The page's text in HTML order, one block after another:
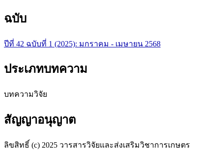
ฉบับ
ปีที่ 42 ฉบับที่ 1 (2025): มกราคม - เมษายน 2568
ประเภทบทความ
บทความวิจัย
สัญญาอนุญาต
ลิขสิทธิ์ (c) 2025 วารสารวิจัยและส่งเสริมวิชาการเกษตร